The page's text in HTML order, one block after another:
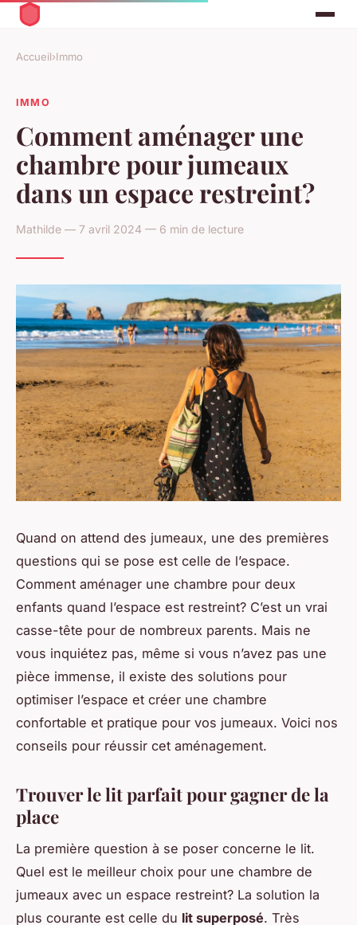
Accueil›Immo
IMMO
Comment aménager une
chambre pour jumeaux
dans un espace restreint?
Mathilde — 7 avril 2024 — 6 min de lecture
Quand on attend des jumeaux, une des premières
questions qui se pose est celle de l’espace.
Comment aménager une chambre pour deux
enfants quand l’espace est restreint? C’est un vrai
casse-tête pour de nombreux parents. Mais ne
vous inquiétez pas, même si vous n’avez pas une
pièce immense, il existe des solutions pour
optimiser l’espace et créer une chambre
confortable et pratique pour vos jumeaux. Voici nos
conseils pour réussir cet aménagement.
Trouver le lit parfait pour gagner de la
place
La première question à se poser concerne le lit.
Quel est le meilleur choix pour une chambre de
jumeaux avec un espace restreint? La solution la
plus courante est celle du lit superposé. Très